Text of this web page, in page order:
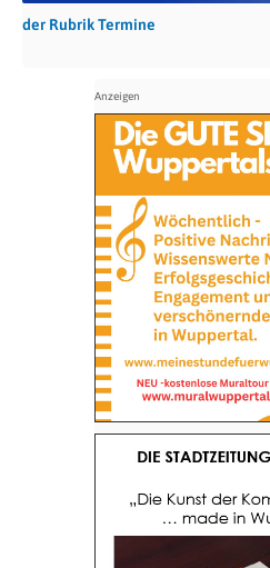
der Rubrik Termine